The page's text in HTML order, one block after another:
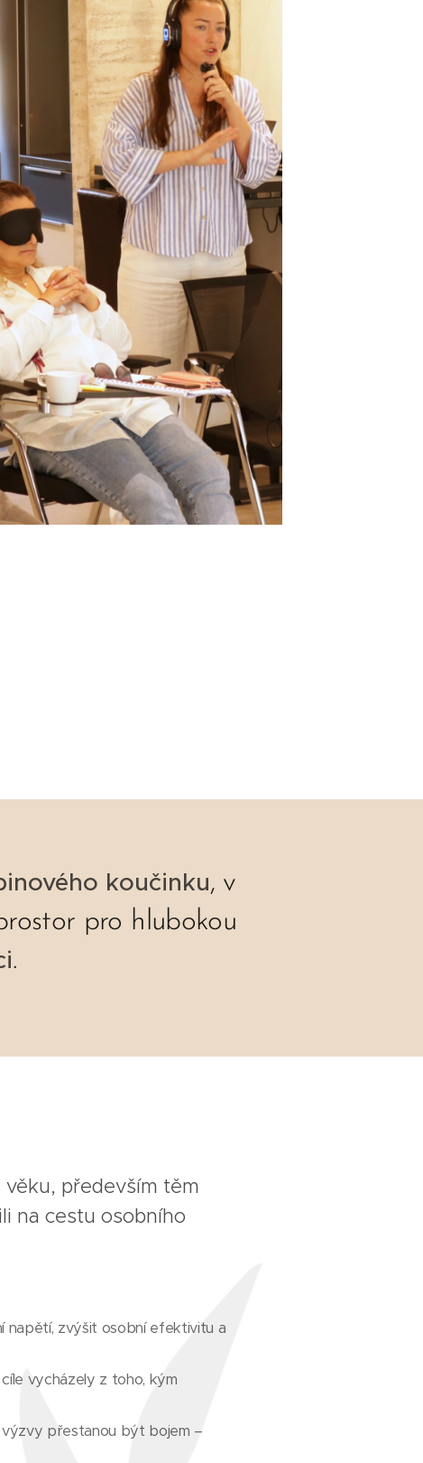
koučinku, v
pro hlubokou
.
především těm
na cestu osobního
napětí, zvýšit osobní efektivitu a
vycházely z toho, kým
výzvy přestanou být bojem –